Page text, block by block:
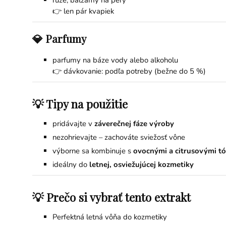
👉 len pár kvapiek
💎 Parfumy
parfumy na báze vody alebo alkoholu
👉 dávkovanie: podľa potreby (bežne do 5 %)
💡 Tipy na použitie
pridávajte v záverečnej fáze výroby
nezohrievajte – zachováte sviežosť vône
výborne sa kombinuje s ovocnými a citrusovými
ideálny do letnej, osviežujúcej kozmetiky
💡 Prečo si vybrať tento extrakt
Perfektná letná vôňa do kozmetiky